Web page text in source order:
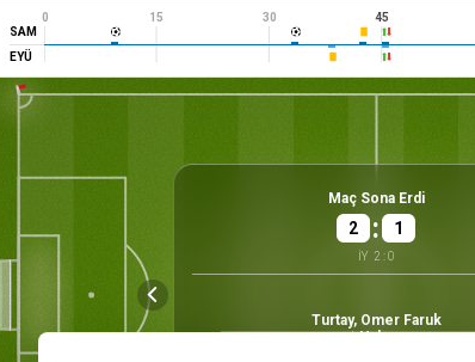
SAM
EYÜ
0 15 30 45
Maç Sona Erdi
2 : 1
İY 2 :0
Turtay, Omer Faruk
Hakem